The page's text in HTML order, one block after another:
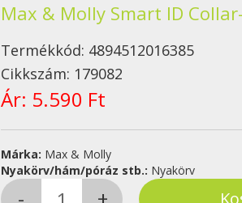
Max & Molly Smart ID
Termékkód: 4894512016385
Cikkszám: 179082
Ár: 5.590 Ft
Márka: Max & Molly
Nyakörv/hám/póráz stb.: Nyakörv